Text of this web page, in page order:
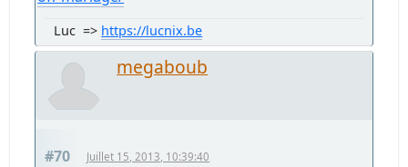
Luc => https://lucnix.be
megaboub
#70 Juillet 15, 2013, 10:39:40